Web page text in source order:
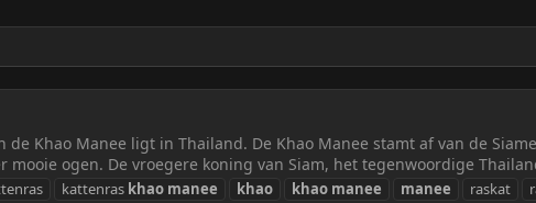
de Khao Manee ligt in Thailand. De Khao Manee stamt af van de
mooie ogen. De vroegere koning van Siam, het tegenwoordige
kattenras khao manee khao khao manee manee raskat